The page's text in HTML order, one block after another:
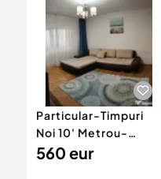
Particular-Timpuri
Noi 10' Metrou-
Nerva Traian-
560 eur